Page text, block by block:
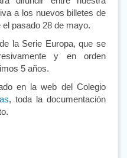
a los nuevos billetes de
pasado 28 de mayo.
la Serie Europa, que se
y en orden
5 años.
en la web del Colegio
, toda la documentación